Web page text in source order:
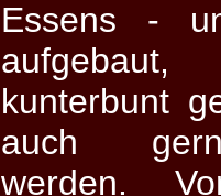
Essens -
kunterbunt
auch
werden.